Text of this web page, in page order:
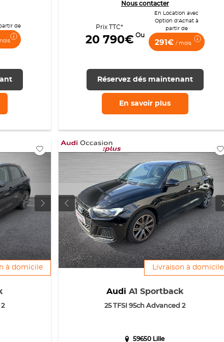
de
Nous contacter
Prix TTC*
20 790€ Ou
En Location avec
Option d'Achat à
partir de
291€ / mois
Réservez dés maintenant
En savoir plus
à domicile Livraison à domicile
Audi A1 Sportback
25 TFSI 95ch Advanced 2
59650 Lille